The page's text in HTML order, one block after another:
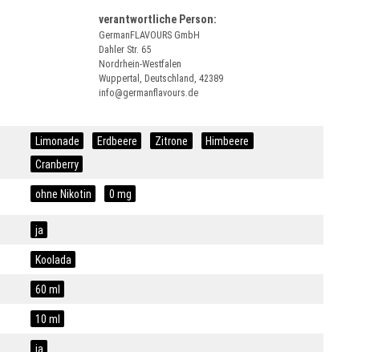
verantwortliche Person:
GermanFLAVOURS GmbH
Dahler Str. 65
Nordrhein-Westfalen
Wuppertal, Deutschland, 42389
info@germanflavours.de
Limonade Erdbeere Zitrone
Himbeere
Cranberry
ohne Nikotin 0 mg
ja
Koolada
60 ml
10 ml
ja